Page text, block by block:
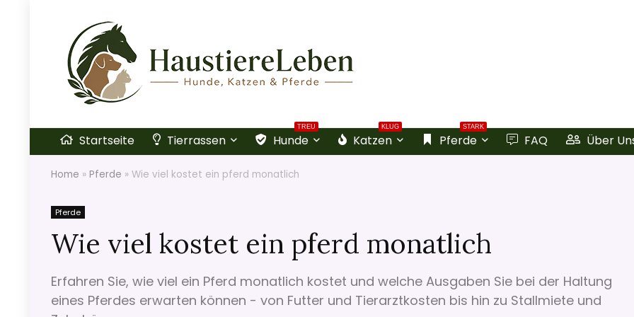
Startseite Tierrassen
TREU
Hunde
KLUG
Katzen
STARK
Pferde FAQ Über
Home » Pferde » Wie viel kostet ein pferd monatlich
Pferde
Wie viel kostet ein pferd monatlich
Erfahren Sie, wie viel ein Pferd monatlich kostet und welche Ausgaben Sie bei der Haltung
eines Pferdes erwarten können - von Futter und Tierarztkosten bis hin zu Stallmiete und